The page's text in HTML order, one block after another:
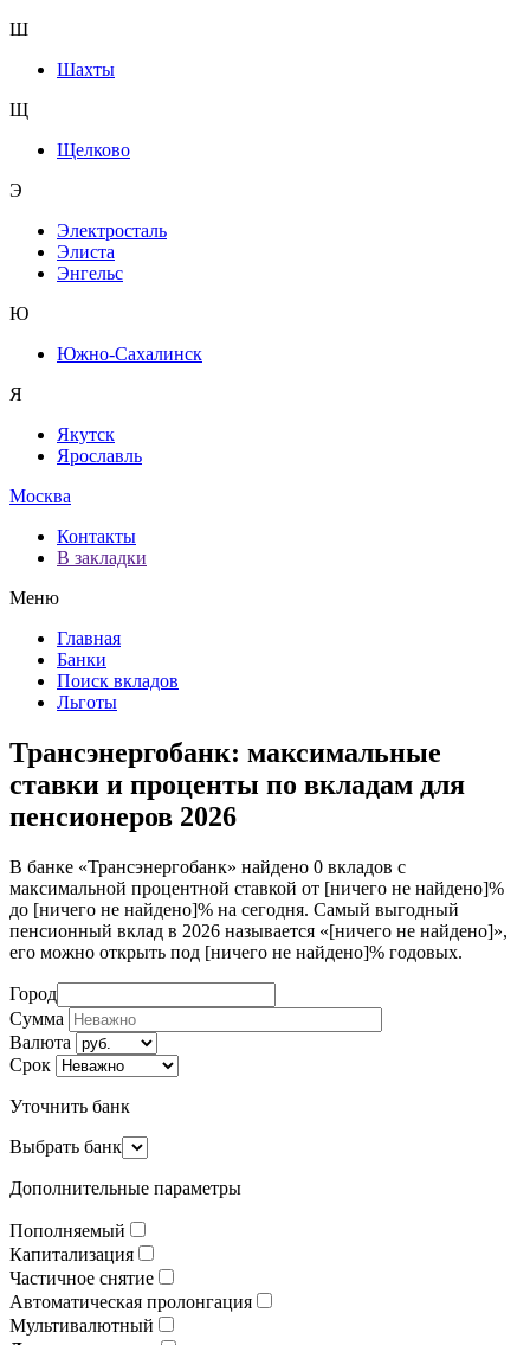
Ш
Шахты
Щ
Щелково
Э
Электросталь
Элиста
Энгельс
Ю
Южно-Сахалинск
Я
Якутск
Ярославль
Москва
Контакты
В закладки
Меню
Главная
Банки
Поиск вкладов
Льготы
Трансэнергобанк: максимальные
ставки и проценты по вкладам для
пенсионеров 2026
В банке «Трансэнергобанк» найдено 0 вкладов с
максимальной процентной ставкой от [ничего не найдено]%
до [ничего не найдено]% на сегодня. Самый выгодный
пенсионный вклад в 2026 называется «[ничего не найдено]»,
его можно открыть под [ничего не найдено]% годовых.
Город
Сумма
Валюта
Срок
Уточнить банк
Выбрать банк
Дополнительные параметры
Пополняемый
Капитализация
Частичное снятие
Автоматическая пролонгация
Мультивалютный